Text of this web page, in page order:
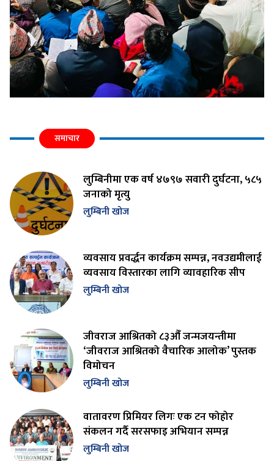
समाचार
लुम्बिनीमा एक वर्ष ४७९७ सवारी दुर्घटना, ५८५
जनाको मृत्यु
लुम्बिनी खोज
व्यवसाय प्रवर्द्धन कार्यक्रम सम्पन्न, नवउद्यमीलाई
व्यवसाय विस्तारका लागि व्यावहारिक सीप
लुम्बिनी खोज
जीवराज आश्रितको ८३औँ जन्मजयन्तीमा
‘जीवराज आश्रितको वैचारिक आलोक’ पुस्तक
विमोचन
लुम्बिनी खोज
वातावरण प्रिमियर लिगः एक टन फोहोर
संकलन गर्दै सरसफाइ अभियान सम्पन्न
लुम्बिनी खोज